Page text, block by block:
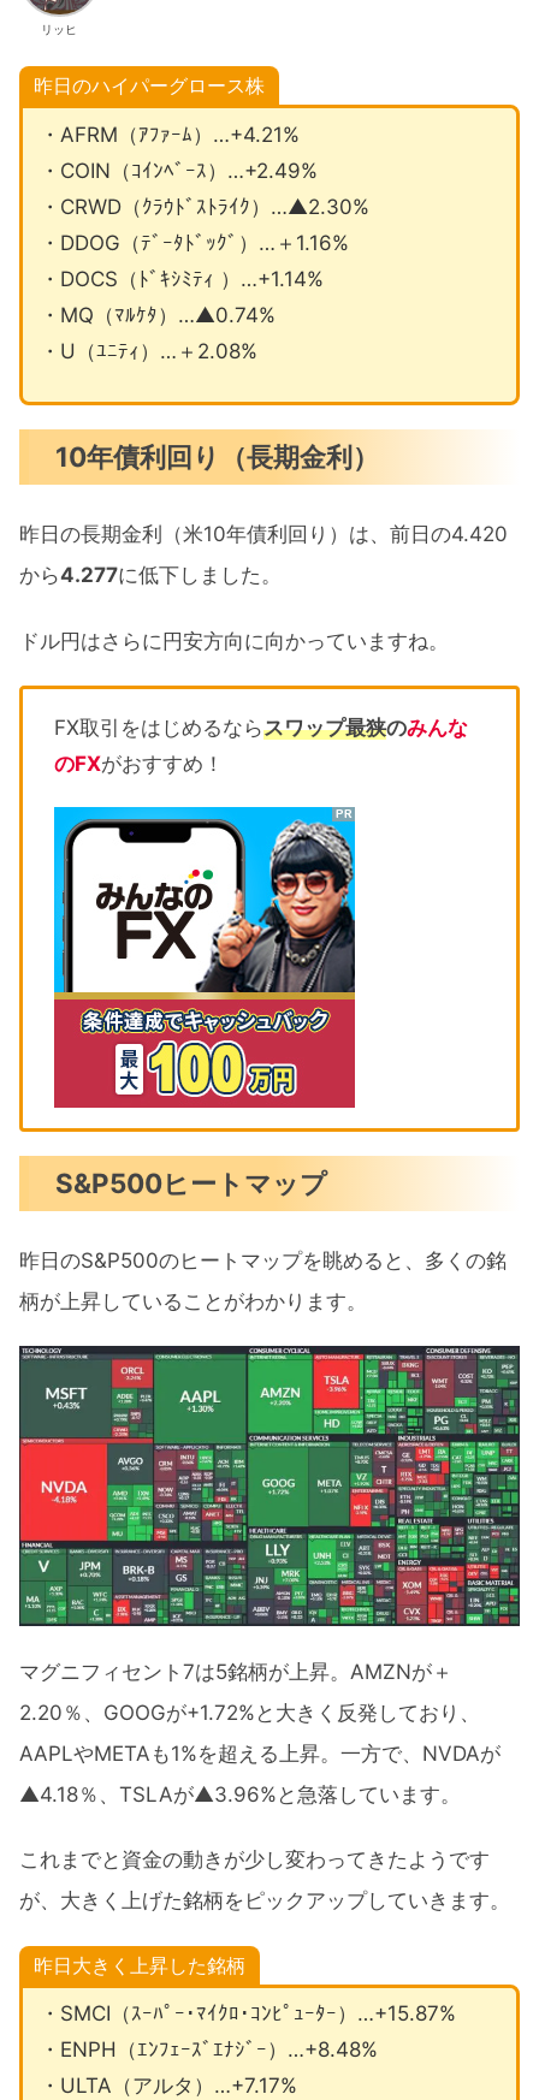
リッヒ
昨日のハイパーグロース株
・AFRM（ｱﾌｧｰﾑ）…+4.21%
・COIN（ｺｲﾝﾍﾞｰｽ）…+2.49%
・CRWD（ｸﾗｳﾄﾞｽﾄﾗｲｸ）…▲2.30%
・DDOG（ﾃﾞｰﾀﾄﾞｯｸﾞ）…＋1.16%
・DOCS（ﾄﾞｷｼﾐﾃｨ ）…+1.14%
・MQ（ﾏﾙｹﾀ）…▲0.74%
・U（ﾕﾆﾃｨ）…＋2.08%
10年債利回り（長期金利）
昨日の長期金利（米10年債利回り）は、前日の4.420
から4.277に低下しました。
ドル円はさらに円安方向に向かっていますね。
FX取引をはじめるならスワップ最狭のみんな
のFXがおすすめ！
S&P500ヒートマップ
昨日のS&P500のヒートマップを眺めると、多くの銘
柄が上昇していることがわかります。
マグニフィセント7は5銘柄が上昇。AMZNが＋
2.20％、GOOGが+1.72%と大きく反発しており、
AAPLやMETAも1%を超える上昇。一方で、NVDAが
▲4.18％、TSLAが▲3.96%と急落しています。
これまでと資金の動きが少し変わってきたようです
が、大きく上げた銘柄をピックアップしていきます。
昨日大きく上昇した銘柄
・SMCI（ｽｰﾊﾟｰ･ﾏｲｸﾛ･ｺﾝﾋﾟｭｰﾀｰ）…+15.87%
・ENPH（ｴﾝﾌｪｰｽﾞｴﾅｼﾞｰ）…+8.48%
・ULTA（アルタ）…+7.17%